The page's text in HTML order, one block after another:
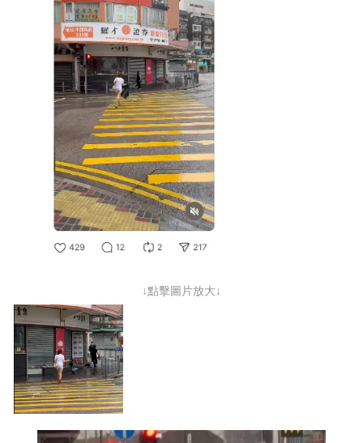
↓點擊圖片放大↓